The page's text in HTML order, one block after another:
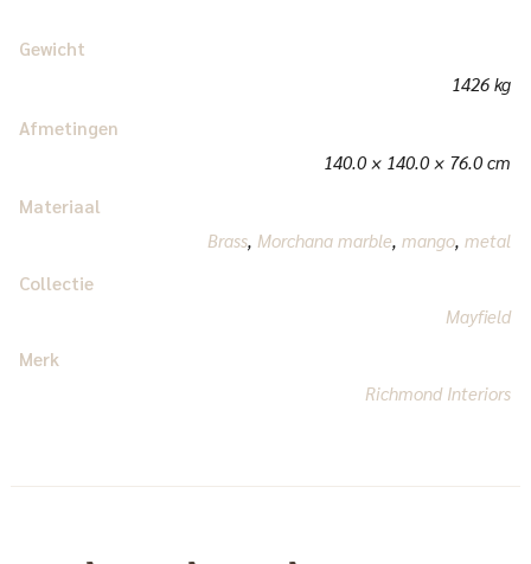
Gewicht
1426 kg
Afmetingen
140.0 × 140.0 × 76.0 cm
Materiaal
Brass, Morchana marble,mango,metal
Collectie
Mayfield
Merk
Richmond Interiors